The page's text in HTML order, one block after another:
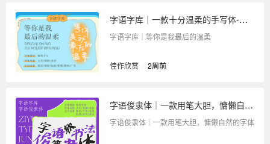
字语字库｜一款十分温柔的手写体-等你是我最后的温柔
字语字库｜等你是我最后的温柔
佳作欣赏 2周前
字语俊隶体｜一款用笔大胆，慵懒自然的字体
字语俊隶体｜一款用笔大胆，慵懒自然的字体